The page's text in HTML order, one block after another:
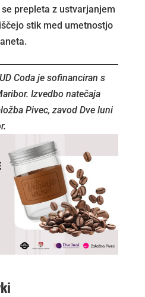
prepleta z ustvarjanjem
stik med umetnostjo
Coda je sofinanciran s
Izvedbo natečaja
Pivec, zavod Dve luni